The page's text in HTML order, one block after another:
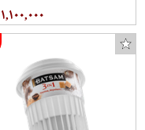
۱,۱۰۰,۰۰۰